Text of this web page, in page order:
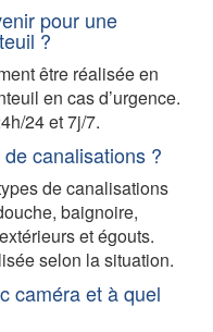
pour une
?
être réalisée en
en cas d’urgence.
24 et 7j/7.
canalisations ?
de canalisations
baignoire,
et égouts.
selon la situation.
caméra et à quel